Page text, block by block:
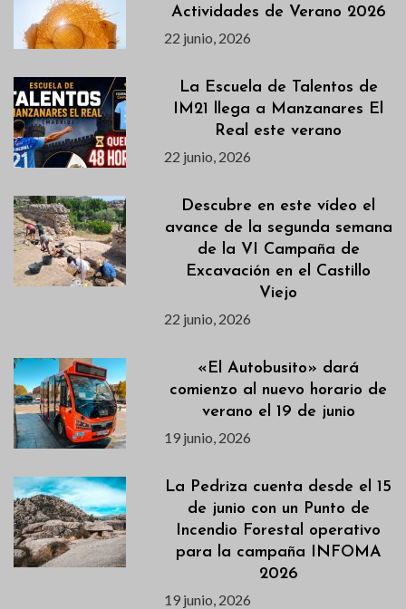
Actividades de Verano 2026
22 junio, 2026
La Escuela de Talentos de
IM21 llega a Manzanares El
Real este verano
22 junio, 2026
Descubre en este vídeo el
avance de la segunda semana
de la VI Campaña de
Excavación en el Castillo
Viejo
22 junio, 2026
«El Autobusito» dará
comienzo al nuevo horario de
verano el 19 de junio
19 junio, 2026
La Pedriza cuenta desde el 15
de junio con un Punto de
Incendio Forestal operativo
para la campaña INFOMA
2026
19 junio, 2026